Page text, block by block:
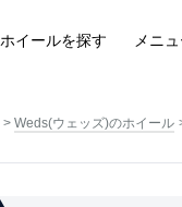
ホイールを探す メニ
Weds(ウェッズ)のホイール